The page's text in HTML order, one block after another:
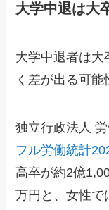
大学中退は大
大学中退者は大
く差が出る可能
独立行政法人
フル労働統計
高卒が約2億
万円と、女性で